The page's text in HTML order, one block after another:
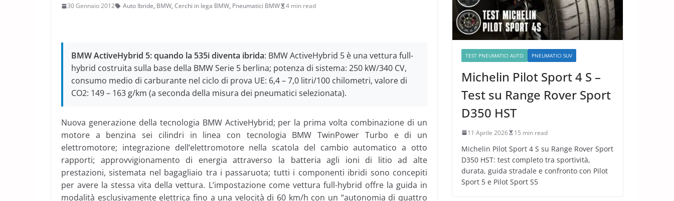
30 Gennaio 2012 Auto Ibride, BMW, Cerchi in lega BMW, Pneumatici BMW 4 min read
BMW ActiveHybrid 5: quando la 535i diventa ibrida: BMW ActiveHybrid 5 è una vettura full-
hybrid costruita sulla base della BMW Serie 5 berlina; potenza di sistema: 250 kW/340 CV,
consumo medio di carburante nel ciclo di prova UE: 6,4 – 7,0 litri/100 chilometri, valore di
CO2: 149 – 163 g/km (a seconda della misura dei pneumatici selezionata).
Nuova generazione della tecnologia BMW ActiveHybrid; per la prima volta combinazione di un
motore a benzina sei cilindri in linea con tecnologia BMW TwinPower Turbo e di un
elettromotore; integrazione dell’elettromotore nella scatola del cambio automatico a otto
rapporti; approvvigionamento di energia attraverso la batteria agli ioni di litio ad alte
prestazioni, sistemata nel bagagliaio tra i passaruota; tutti i componenti ibridi sono concepiti
per avere la stessa vita della vettura. L’impostazione come vettura full-hybrid offre la guida in
modalità esclusivamente elettrica fino a una velocità di 60 km/h con un “autonomia di quattro
TEST PNEUMATICI AUTO PNEUMATICI SUV
Michelin Pilot Sport 4 S –
Test su Range Rover Sport
D350 HST
11 Aprile 2026 15 min read
Michelin Pilot Sport 4 S su Range Rover Sport
D350 HST: test completo tra sportività,
durata, guida stradale e confronto con Pilot
Sport 5 e Pilot Sport S5